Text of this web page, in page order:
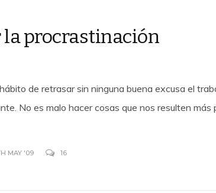
la procrastinación
de retrasar sin ninguna buena excusa el
No es malo hacer cosas que nos resulten
MAY '09 16